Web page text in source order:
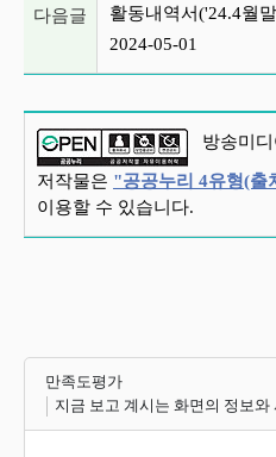
다음글
활동내역서('24.4월
2024-05-01
방송미디
저작물은 "공공누리 4유형(출
이용할 수 있습니다.
만족도평가
지금 보고 계시는 화면의 정보